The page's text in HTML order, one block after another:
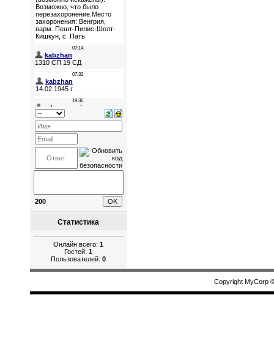
200
Статистика
Онлайн всего:1
Гостей:1
Пользователей:0
Copyright MyCorp